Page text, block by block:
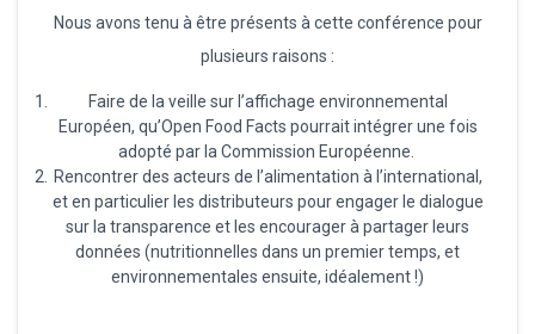
Nous avons tenu à être présents à cette conférence pour
plusieurs raisons :
Faire de la veille sur l’affichage environnemental
Européen, qu’Open Food Facts pourrait intégrer une fois
adopté par la Commission Européenne.
Rencontrer des acteurs de l’alimentation à l’international,
et en particulier les distributeurs pour engager le dialogue
sur la transparence et les encourager à partager leurs
données (nutritionnelles dans un premier temps, et
environnementales ensuite, idéalement !)